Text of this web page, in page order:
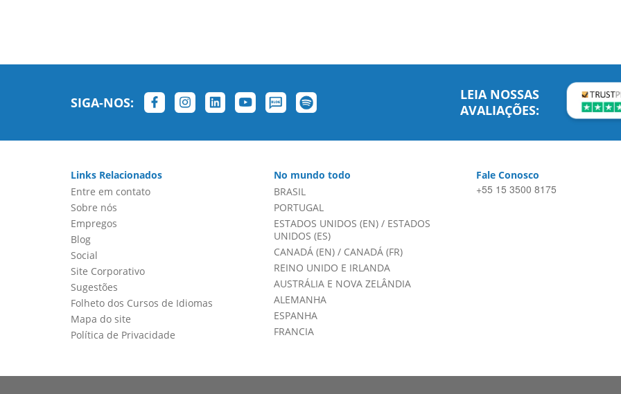
SIGA-NOS:
LEIA NOSSAS
AVALIAÇÕES:
Links Relacionados
Entre em contato
Sobre nós
Empregos
Blog
Social
Site Corporativo
Sugestões
Folheto dos Cursos de Idiomas
Mapa do site
Política de Privacidade
No mundo todo
BRASIL
PORTUGAL
ESTADOS UNIDOS (EN)/ ESTADOS
UNIDOS (ES)
CANADÁ (EN)/ CANADÁ (FR)
REINO UNIDO E IRLANDA
AUSTRÁLIA E NOVA ZELÂNDIA
ALEMANHA
ESPANHA
FRANCIA
Fale Conosco
+55 15 3500 8175